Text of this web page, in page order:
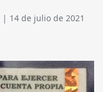
| 14 de julio de 2021